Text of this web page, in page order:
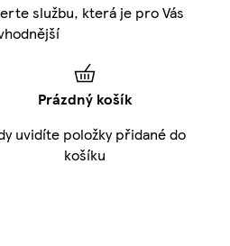
službu, která je pro Vás
Prázdný košík
uvidíte položky přidané do
košíku